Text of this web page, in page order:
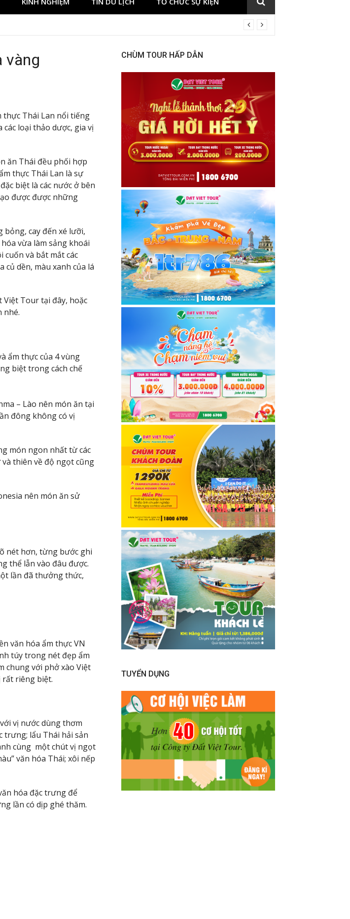
vàng
thực Thái Lan nổi tiếng
loại thảo dược, gia vị
ăn Thái đều phối hợp
thực Thái Lan là sự
biệt là các nước ở bên
được được những
cay đến xé lưỡi,
vừa làm sảng khoái
cuốn và bắt mắt các
củ dền, màu xanh của lá
Việt Tour tại đây, hoặc
nhé.
ẩm thực của 4 vùng
biệt trong cách chế
– Lào nên món ăn tại
đông không có vị
món ngon nhất từ các
thiên về độ ngọt cũng
nên món ăn sử
nét hơn, từng bước ghi
thể lẫn vào đâu được.
lần đã thưởng thức,
văn hóa ẩm thực VN
túy trong nét đẹp ẩm
chung với phở xào Việt
rất riêng biệt.
vị nước dùng thơm
trưng; lẩu Thái hải sản
cùng một chút vị ngọt
văn hóa Thái; xôi nếp
hóa đặc trưng để
lần có dịp ghé thăm.
CHÙM TOUR HẤP DẪN
TUYỂN DỤNG